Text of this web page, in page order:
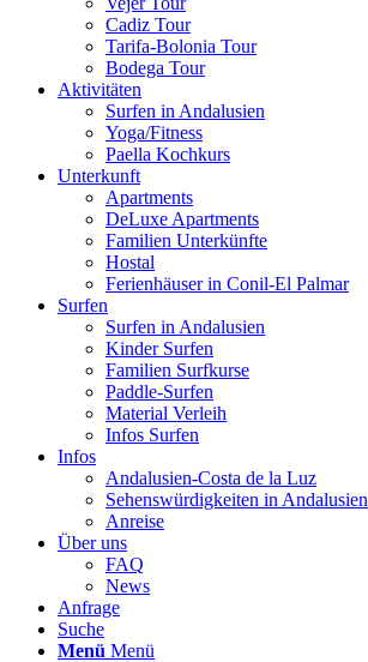
Cadiz Tour
Tarifa-Bolonia Tour
Bodega Tour
Aktivitäten
Surfen in Andalusien
Yoga/Fitness
Paella Kochkurs
Unterkunft
Apartments
DeLuxe Apartments
Familien Unterkünfte
Hostal
Ferienhäuser in Conil-El Palmar
Surfen
Surfen in Andalusien
Kinder Surfen
Familien Surfkurse
Paddle-Surfen
Material Verleih
Infos Surfen
Infos
Andalusien-Costa de la Luz
Sehenswürdigkeiten in Andalusien
Anreise
Über uns
FAQ
News
Anfrage
Suche
Menü Menü